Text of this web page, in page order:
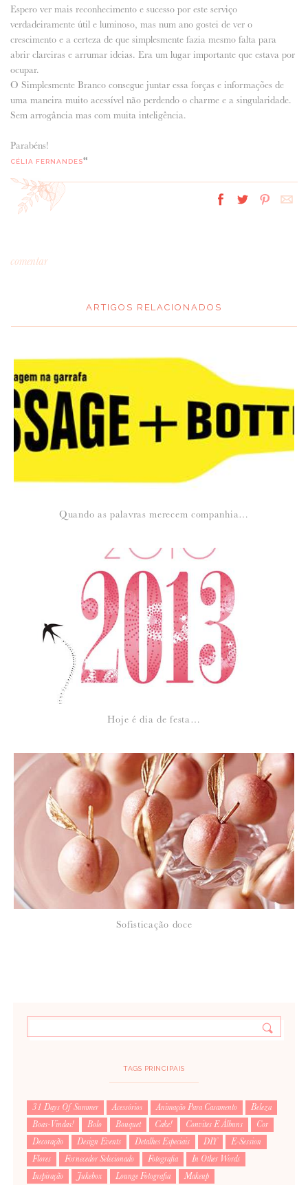
Espero ver mais reconhecimento e sucesso por este serviço
verdadeiramente útil e luminoso, mas num ano gostei de ver o
crescimento e a certeza de que simplesmente fazia mesmo falta para
abrir clareiras e arrumar ideias. Era um lugar importante que estava por
ocupar.
O Simplesmente Branco consegue juntar essa forças e informações de
uma maneira muito acessível não perdendo o charme e a singularidade.
Sem arrogância mas com muita inteligência.
Parabéns!
CÉLIA FERNANDES“
comentar
NOME*:
Para saber como tratamos e protegemos os seus dados, leia a nossa
política de privacidade
ARTIGOS RELACIONADOS
Quando as palavras merecem companhia…
Hoje é dia de festa…
Sofisticação doce
TAGS PRINCIPAIS
31 Days Of Summer Acessórios Animação Para Casamento
Beleza
Boas-Vindas!
Bolo Bouquet Cake! Convites E Álbuns
Cor
Decoração
Design Events Detalhes Especiais DIY
E-Session
Flores
Fornecedor Selecionado Fotografia
In Other Words
Inspiração
Jukebox Lounge Fotografia Makeup